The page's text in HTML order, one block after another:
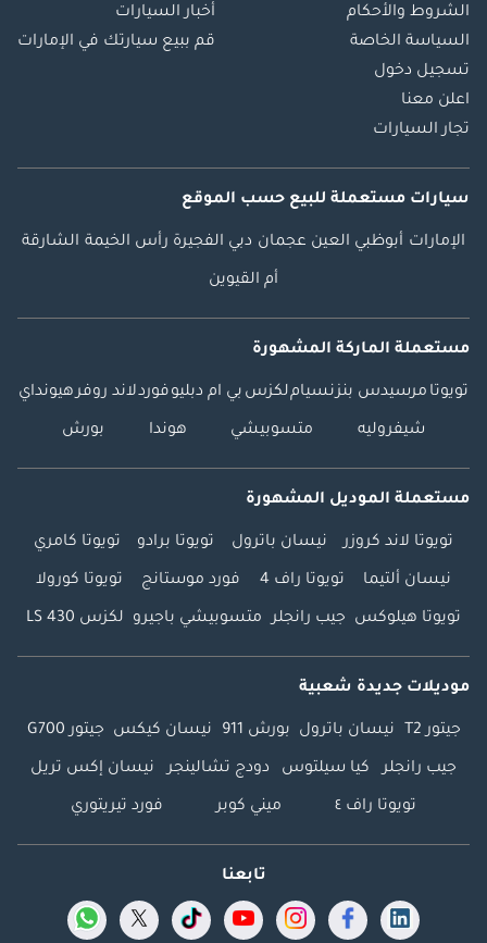
الشروط والأحكام
السياسة الخاصة
تسجيل دخول
اعلن معنا
تجار السيارات
أخبار السيارات
قم ببيع سيارتك في الإمارات
سيارات مستعملة للبيع حسب الموقع
الإمارات أبوظبي العين عجمان دبي الفجيرة رأس الخيمة الشارقة
أم القيوين
مستعملة الماركة المشهورة
تويوتا مرسيدس بنزنسياملكزس بي ام دبليوفوردلاند روفرهيونداي
شيفروليه متسوبيشي هوندا بورش
مستعملة الموديل المشهورة
تويوتا لاند كروزر نيسان باترول تويوتا برادو تويوتا كامري
نيسان ألتيما تويوتا راف 4 فورد موستانج تويوتا كورولا
تويوتا هيلوكس جيب رانجلر متسوبيشي باجيرو لكزس LS 430
موديلات جديدة شعبية
جيتور T2 نيسان باترول بورش 911 نيسان كيكس جيتور G700
جيب رانجلر كيا سيلتوس دودج تشالينجر نيسان إكس تريل
تويوتا راف ٤ ميني كوبر فورد تيريتوري
تابعنا